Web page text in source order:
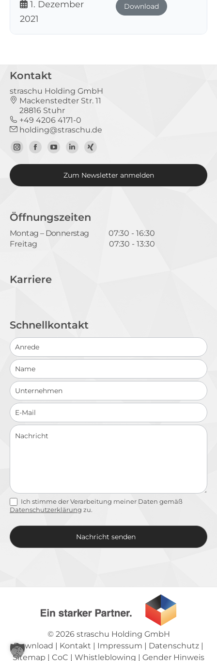
1. Dezember
2021
Download
Kontakt
straschu Holding GmbH
Mackenstedter Str. 11
28816 Stuhr
+49 4206 4171-0
holding@straschu.de
Zum
Instagram-
Zur
Facebook-
Zum
YouTube-
Kanal
Zum
LinkedIn-
Profil
Zum
Xing-
Profil
Zum Newsletter anmelden
Öffnungszeiten
Montag – Donnerstag
07:30 - 16:30
Freitag
07:30 - 13:30
Karriere
Schnellkontakt
Schnellkontakt
Ich stimme der Verarbeitung meiner Daten gemäß
Datenschutzerklärung zu.
Nachricht senden
© 2026 straschu Holding GmbH
Download
Kontakt Impressum Datenschutz
Sitemap
CoC Whistleblowing Gender Hinweis